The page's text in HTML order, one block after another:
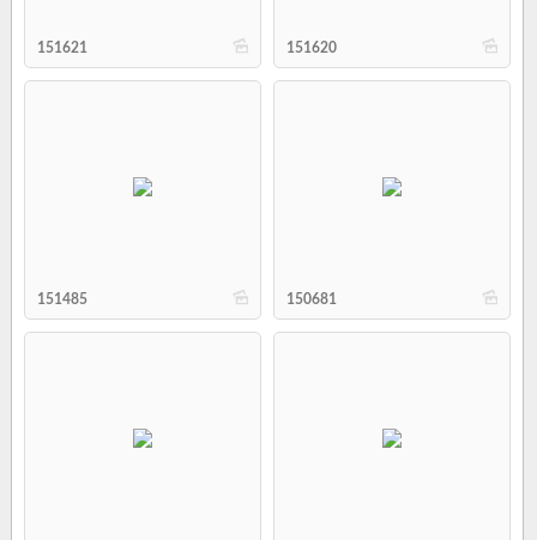
b
151621 b
151620
b
151485 b
150681